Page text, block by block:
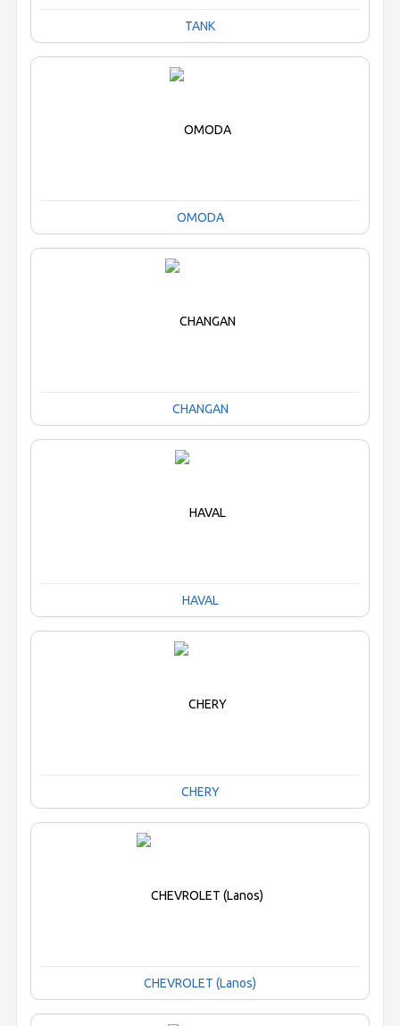
TANK
OMODA
CHANGAN
HAVAL
CHERY
CHEVROLET (Lanos)